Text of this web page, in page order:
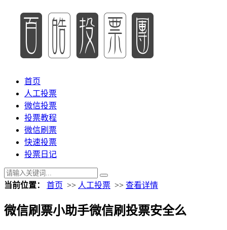
首页
人工投票
微信投票
投票教程
微信刷票
快速投票
投票日记
当前位置： 首页 >> 人工投票 >> 查看详情
微信刷票小助手微信刷投票安全么